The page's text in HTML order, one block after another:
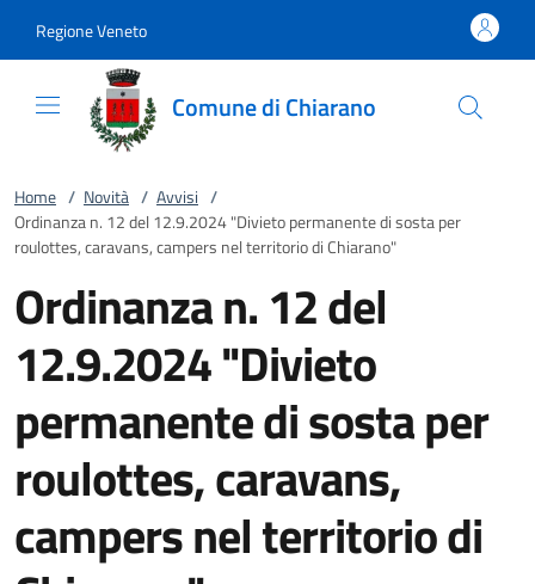
Regione Veneto
Comune di Chiarano
Home / Novità / Avvisi /
Ordinanza n. 12 del 12.9.2024 "Divieto permanente di sosta per
roulottes, caravans, campers nel territorio di Chiarano"
Ordinanza n. 12 del
12.9.2024 "Divieto
permanente di sosta per
roulottes, caravans,
campers nel territorio di